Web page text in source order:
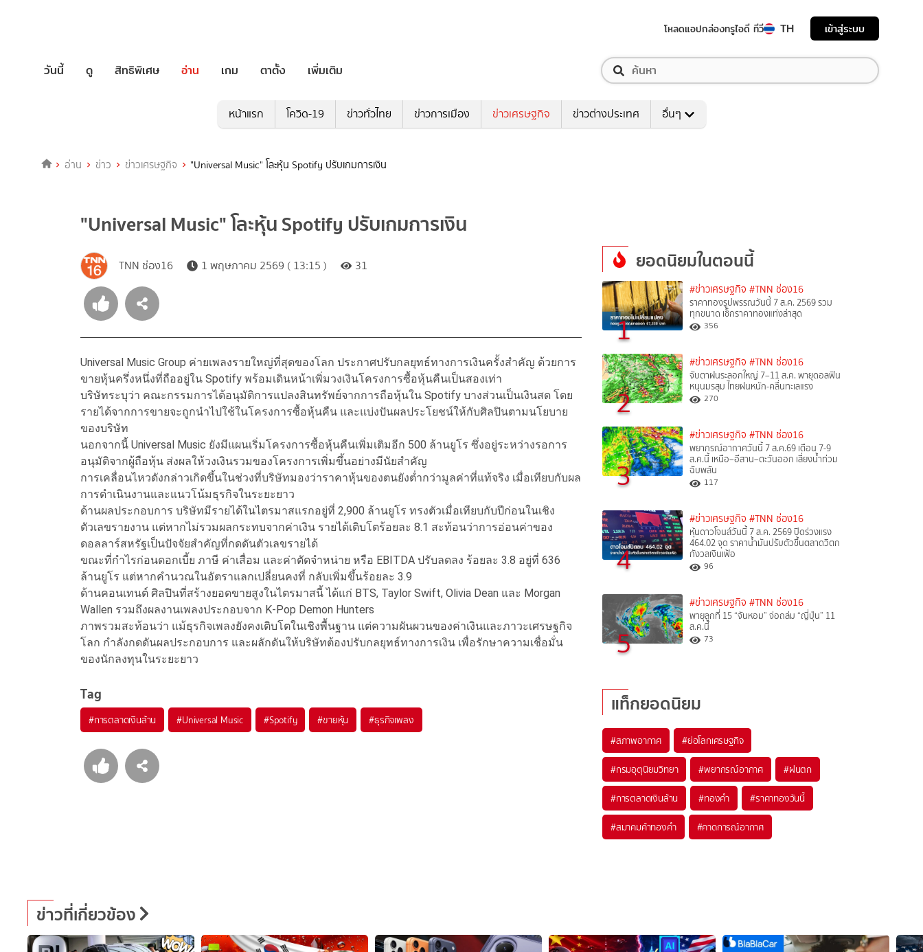
โหลดแอปกล่องทรูไอดี ทีวี TH เข้าสู่ระบบ
วันนี้ ดู สิทธิพิเศษ อ่าน เกม ตาตั้ง เพิ่มเติม
หน้าแรก โควิด-19 ข่าวทั่วไทย ข่าวการเมือง ข่าวเศรษฐกิจ ข่าวต่างประเทศ อื่นๆ
อ่าน ข่าว ข่าวเศรษฐกิจ "Universal Music" โละหุ้น Spotify ปรับเกมการเงิน
"Universal Music" โละหุ้น Spotify ปรับเกมการเงิน
TNN ช่อง16 1 พฤษภาคม 2569 ( 13:15 ) 31
Universal Music Group ค่ายเพลงรายใหญ่ที่สุดของโลก ประกาศปรับกลยุทธ์ทางการเงินครั้งสำคัญ ด้วยการ
ขายหุ้นครึ่งหนึ่งที่ถืออยู่ใน Spotify พร้อมเดินหน้าเพิ่มวงเงินโครงการซื้อหุ้นคืนเป็นสองเท่า
บริษัทระบุว่า คณะกรรมการได้อนุมัติการแปลงสินทรัพย์จากการถือหุ้นใน Spotify บางส่วนเป็นเงินสด โดย
รายได้จากการขายจะถูกนำไปใช้ในโครงการซื้อหุ้นคืน และแบ่งปันผลประโยชน์ให้กับศิลปินตามนโยบาย
ของบริษัท
นอกจากนี้ Universal Music ยังมีแผนเริ่มโครงการซื้อหุ้นคืนเพิ่มเติมอีก 500 ล้านยูโร ซึ่งอยู่ระหว่างรอการ
อนุมัติจากผู้ถือหุ้น ส่งผลให้วงเงินรวมของโครงการเพิ่มขึ้นอย่างมีนัยสำคัญ
การเคลื่อนไหวดังกล่าวเกิดขึ้นในช่วงที่บริษัทมองว่าราคาหุ้นของตนยังต่ำกว่ามูลค่าที่แท้จริง เมื่อเทียบกับผล
การดำเนินงานและแนวโน้มธุรกิจในระยะยาว
ด้านผลประกอบการ บริษัทมีรายได้ในไตรมาสแรกอยู่ที่ 2,900 ล้านยูโร ทรงตัวเมื่อเทียบกับปีก่อนในเชิง
ตัวเลขรายงาน แต่หากไม่รวมผลกระทบจากค่าเงิน รายได้เติบโตร้อยละ 8.1 สะท้อนว่าการอ่อนค่าของ
ดอลลาร์สหรัฐเป็นปัจจัยสำคัญที่กดดันตัวเลขรายได้
ขณะที่กำไรก่อนดอกเบี้ย ภาษี ค่าเสื่อม และค่าตัดจำหน่าย หรือ EBITDA ปรับลดลง ร้อยละ 3.8 อยู่ที่ 636
ล้านยูโร แต่หากคำนวณในอัตราแลกเปลี่ยนคงที่ กลับเพิ่มขึ้นร้อยละ 3.9
ด้านคอนเทนต์ ศิลปินที่สร้างยอดขายสูงในไตรมาสนี้ ได้แก่ BTS, Taylor Swift, Olivia Dean และ Morgan
Wallen รวมถึงผลงานเพลงประกอบจาก K-Pop Demon Hunters
ภาพรวมสะท้อนว่า แม้ธุรกิจเพลงยังคงเติบโตในเชิงพื้นฐาน แต่ความผันผวนของค่าเงินและภาวะเศรษฐกิจ
โลก กำลังกดดันผลประกอบการ และผลักดันให้บริษัทต้องปรับกลยุทธ์ทางการเงิน เพื่อรักษาความเชื่อมั่น
ของนักลงทุนในระยะยาว
Tag
#การตลาดเงินล้าน #Universal Music #Spotify #ขายหุ้น #ธุรกิจเพลง
ยอดนิยมในตอนนี้
1
#ข่าวเศรษฐกิจ #TNN ช่อง16
ราคาทองรูปพรรณวันนี้ 7 ส.ค. 2569 รวม
ทุกขนาด เช็กราคาทองแท่งล่าสุด
356
2
#ข่าวเศรษฐกิจ #TNN ช่อง16
จับตาฝนระลอกใหญ่ 7–11 ส.ค. พายุดอลฟิน
หนุนมรสุม ไทยฝนหนัก-คลื่นทะเลแรง
270
3
#ข่าวเศรษฐกิจ #TNN ช่อง16
พยากรณ์อากาศวันนี้ 7 ส.ค.69 เตือน 7-9
ส.ค.นี้ เหนือ–อีสาน–ตะวันออก เสี่ยงน้ำท่วม
ฉับพลัน
117
4
#ข่าวเศรษฐกิจ #TNN ช่อง16
หุ้นดาวโจนส์วันนี้ 7 ส.ค. 2569 ปิดร่วงแรง
464.02 จุด ราคาน้ำมันปรับตัวขึ้นตลาดวิตก
กังวลเงินเฟ้อ
96
5
#ข่าวเศรษฐกิจ #TNN ช่อง16
พายุลูกที่ 15 “จันหอม” จ่อถล่ม “ญี่ปุ่น” 11
ส.ค.นี้
73
แท็กยอดนิยม
#สภาพอากาศ #ย่อโลกเศรษฐกิจ
#กรมอุตุนิยมวิทยา #พยากรณ์อากาศ #ฝนตก
#การตลาดเงินล้าน #ทองคำ #ราคาทองวันนี้
#สมาคมค้าทองคำ #คาดการณ์อากาศ
ข่าวที่เกี่ยวข้อง